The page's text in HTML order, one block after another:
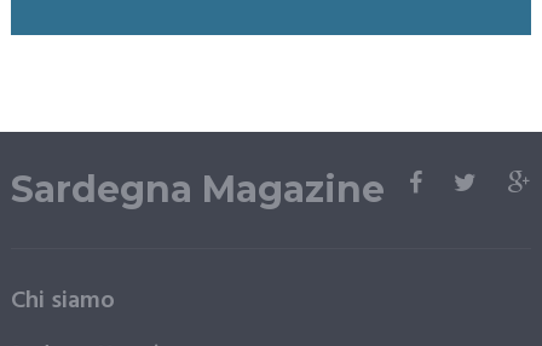
Sardegna Magazine
Chi siamo